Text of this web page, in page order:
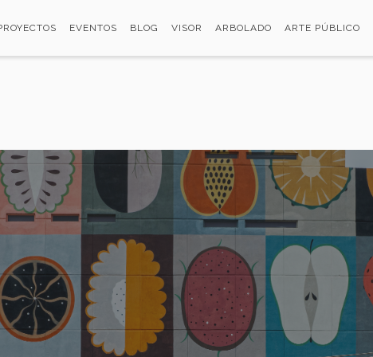
EVENTOS BLOG VISOR ARBOLADO ARTE PÚBLICO